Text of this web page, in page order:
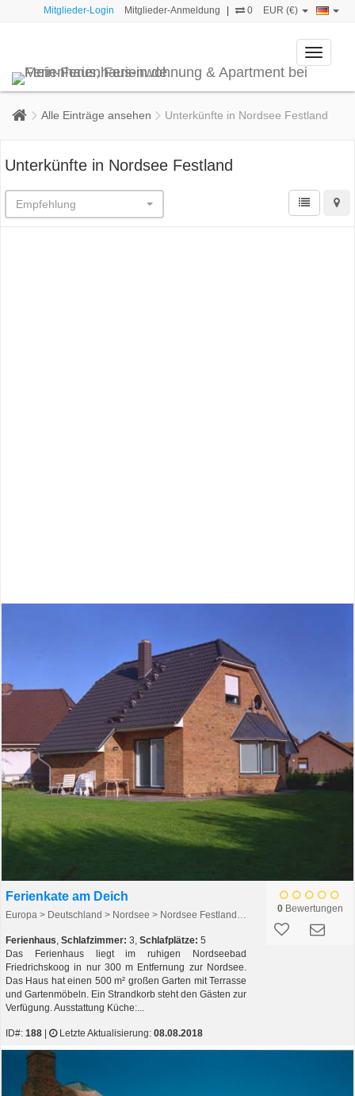
Mitglieder-Login Mitglieder-Anmeldung 0 EUR (€)
Toggle
Alle Einträge ansehen Unterkünfte in Nordsee Festland
Unterkünfte in Nordsee Festland
Empfehlung
Ferienkate am Deich
Europa > Deutschland > Nordsee > Nordsee Festland > Meldorf
Ferienhaus, Schlafzimmer: 3, Schlafplätze: 5
Das Ferienhaus liegt im ruhigen Nordseebad
Friedrichskoog in nur 300 m Entfernung zur Nordsee.
Das Haus hat einen 500 m² großen Garten mit Terrasse
und Gartenmöbeln. Ein Strandkorb steht den Gästen zur
Verfügung. Ausstattung Küche:...
ID#: 188 Letzte Aktualisierung: 08.08.2018
0Bewertungen